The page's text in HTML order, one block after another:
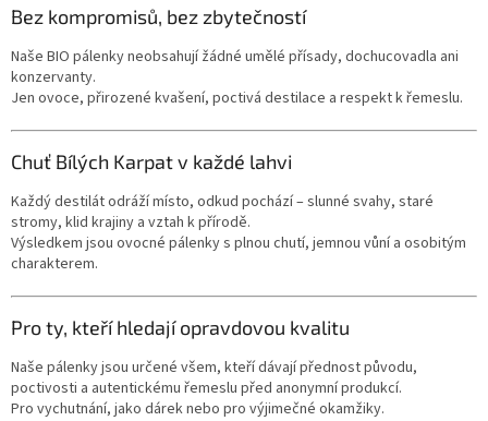
Bez kompromisů, bez zbytečností
Naše BIO pálenky neobsahují žádné umělé přísady, dochucovadla ani
konzervanty.
Jen ovoce, přirozené kvašení, poctivá destilace a respekt k řemeslu.
Chuť Bílých Karpat v každé lahvi
Každý destilát odráží místo, odkud pochází – slunné svahy, staré
stromy, klid krajiny a vztah k přírodě.
Výsledkem jsou ovocné pálenky s plnou chutí, jemnou vůní a osobitým
charakterem.
Pro ty, kteří hledají opravdovou kvalitu
Naše pálenky jsou určené všem, kteří dávají přednost původu,
poctivosti a autentickému řemeslu před anonymní produkcí.
Pro vychutnání, jako dárek nebo pro výjimečné okamžiky.